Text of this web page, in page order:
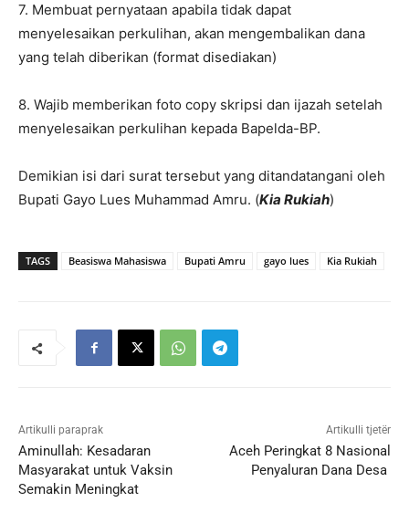
7. Membuat pernyataan apabila tidak dapat
menyelesaikan perkulihan, akan mengembalikan dana
yang telah diberikan (format disediakan)
8. Wajib memberikan foto copy skripsi dan ijazah setelah
menyelesaikan perkulihan kepada Bapelda-BP.
Demikian isi dari surat tersebut yang ditandatangani oleh
Bupati Gayo Lues Muhammad Amru. (Kia Rukiah)
TAGS Beasiswa Mahasiswa Bupati Amru gayo lues Kia Rukiah
Artikulli paraprak
Aminullah: Kesadaran
Masyarakat untuk Vaksin
Semakin Meningkat
Artikulli tjetër
Aceh Peringkat 8 Nasional
Penyaluran Dana Desa